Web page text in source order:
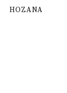
HOZANA